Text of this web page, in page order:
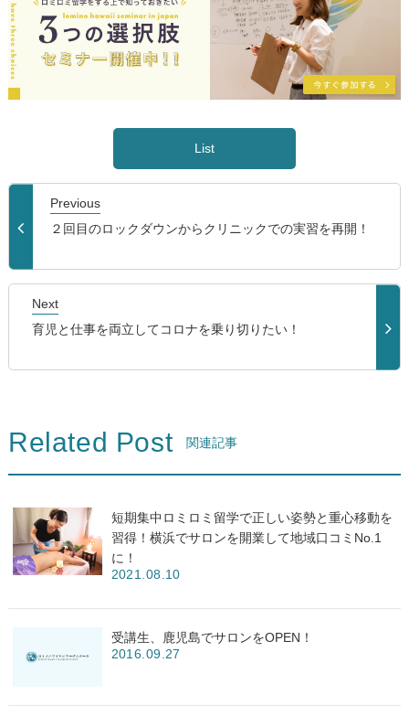
Previous
２回目のロックダウンからクリニックでの実習を再開！
List
Next
育児と仕事を両立してコロナを乗り切りたい！
Related Post 関連記事
短期集中ロミロミ留学で正しい姿勢と重心移動を
習得！横浜でサロンを開業して地域口コミNo.1
に！
2021.08.10
受講生、鹿児島でサロンをOPEN！
2016.09.27